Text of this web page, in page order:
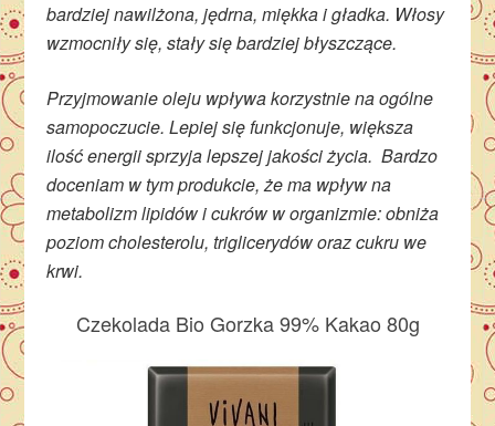
bardziej nawilżona, jędrna, miękka i gładka. Włosy
wzmocniły się, stały się bardziej błyszczące.
Przyjmowanie oleju wpływa korzystnie na ogólne
samopoczucie. Lepiej się funkcjonuje, większa
ilość energii sprzyja lepszej jakości życia. Bardzo
doceniam w tym produkcie, że ma wpływ na
metabolizm lipidów i cukrów w organizmie: obniża
poziom cholesterolu, triglicerydów oraz cukru we
krwi.
Czekolada Bio Gorzka 99% Kakao 80g